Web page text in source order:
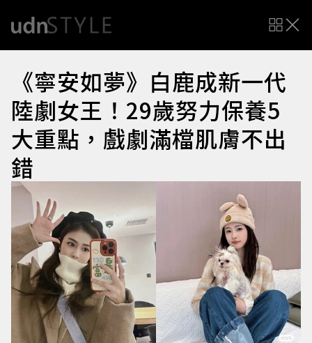
《寧安如夢》白鹿成新一代
陸劇女王！29歲努力保養5
大重點，戲劇滿檔肌膚不出
錯